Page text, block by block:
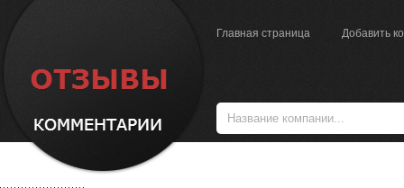
Главная страница Добавить